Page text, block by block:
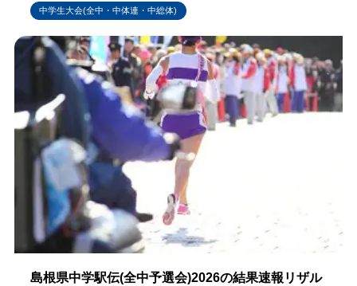
中学生大会(全中・中体連・中総体)
島根県中学駅伝(全中予選会)2026の結果速報リザル